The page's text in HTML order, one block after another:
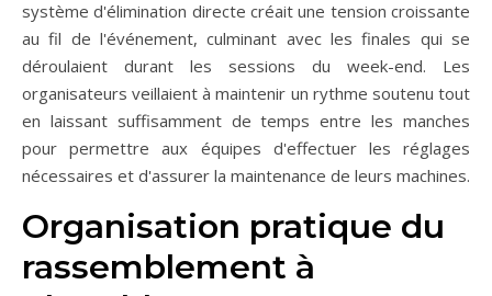
système d'élimination directe créait une tension croissante
au fil de l'événement, culminant avec les finales qui se
déroulaient durant les sessions du week-end. Les
organisateurs veillaient à maintenir un rythme soutenu tout
en laissant suffisamment de temps entre les manches
pour permettre aux équipes d'effectuer les réglages
nécessaires et d'assurer la maintenance de leurs machines.
Organisation pratique du
rassemblement à